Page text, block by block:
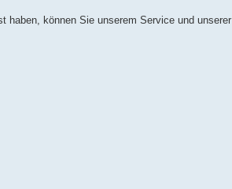
haben, können Sie unserem Service und unserer